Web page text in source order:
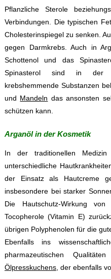
Pflanzliche Sterole
Verbindungen. Die typischen
Cholesterinspiegel zu senken.
gegen Darmkrebs. Auch in
Schottenol und das
Spinasterol sind in der
krebshemmende Substanzen
und Mandeln das ansonsten
schützen kann.
Arganöl in der Kosmetik
In der traditionellen
unterschiedliche
der Einsatz als Hautcreme
insbesondere bei starker
Die Hautschutz-Wirkung
Tocopherole (Vitamin E)
übrigen Polyphenolen für die
Ebenfalls ins
pharmazeutischen
Ölpresskuchens, der ebenfalls